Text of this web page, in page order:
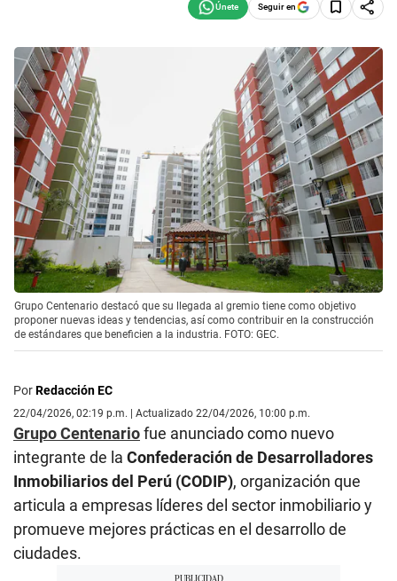
Seguir en
Grupo Centenario destacó que su llegada al gremio tiene como objetivo
proponer nuevas ideas y tendencias, así como contribuir en la construcción
de estándares que beneficien a la industria. FOTO: GEC.
PorRedacción EC
22/04/2026, 02:19 p.m. | Actualizado 22/04/2026, 10:00 p.m.
Grupo Centenariofue anunciado como nuevo
integrante de la Confederación de Desarrolladores
Inmobiliarios del Perú (CODIP), organización que
articula a empresas líderes del sector inmobiliario y
promueve mejores prácticas en el desarrollo de
ciudades.